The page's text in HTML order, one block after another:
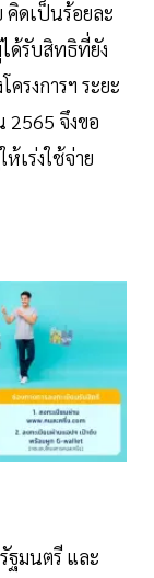
คิดเป็นร้อยละ
ด้รับสิทธิที่ยัง
รงการฯ ระยะ
2565 จึงขอ
เร่งใช้จ่าย
ฐมนตรี และ